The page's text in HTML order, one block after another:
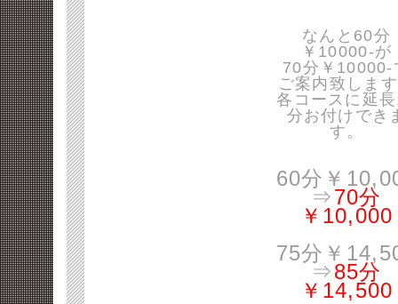
なんと60分
￥10000-が
70分￥10000-
ご案内致しま
各コースに延
分お付けでき
す。
60分￥
⇒70分
￥10,000
75分￥
⇒85分
￥14,500